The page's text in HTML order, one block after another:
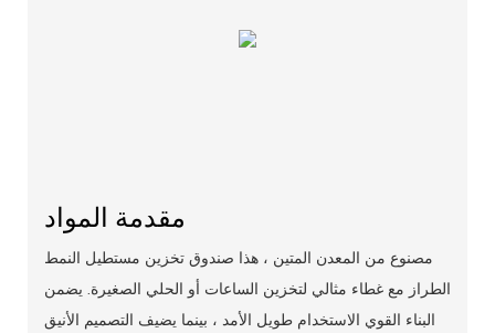
مقدمة المواد
مصنوع من المعدن المتين ، هذا صندوق تخزين مستطيل النمط
الطراز مع غطاء مثالي لتخزين الساعات أو الحلي الصغيرة. يضمن
البناء القوي الاستخدام طويل الأمد ، بينما يضيف التصميم الأنيق